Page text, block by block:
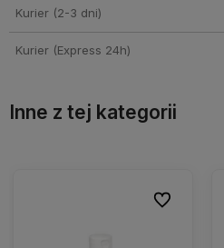
Kurier (2-3 dni)
Kurier (Express 24h)
Inne z tej kategorii
Do ulubionych
Do ulubionych